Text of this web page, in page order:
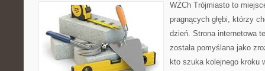
WŻCh Trójmiasto to
pragnących głębi, którzy
dzień. Strona internetowa
została pomyślana jako
kto szuka kolejnego kroku